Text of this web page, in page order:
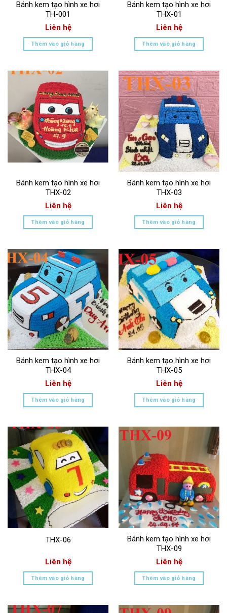
Bánh kem tạo hình xe hơi
TH-001
Liên hệ
Thêm vào giỏ hàng
Bánh kem tạo hình xe hơi
THX-01
Liên hệ
Thêm vào giỏ hàng
Bánh kem tạo hình xe hơi
THX-02
Liên hệ
Thêm vào giỏ hàng
Bánh kem tạo hình xe hơi
THX-03
Liên hệ
Thêm vào giỏ hàng
Bánh kem tạo hình xe hơi
THX-04
Liên hệ
Thêm vào giỏ hàng
Bánh kem tạo hình xe hơi
THX-05
Liên hệ
Thêm vào giỏ hàng
THX-06
Liên hệ
Thêm vào giỏ hàng
Bánh kem tạo hình xe hơi
THX-09
Liên hệ
Thêm vào giỏ hàng